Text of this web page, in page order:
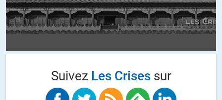
que doit-on en conclure?
ALERTER
terroristes, y a tout de suite quelque chose qui coince…
Suivez Les Crisessur